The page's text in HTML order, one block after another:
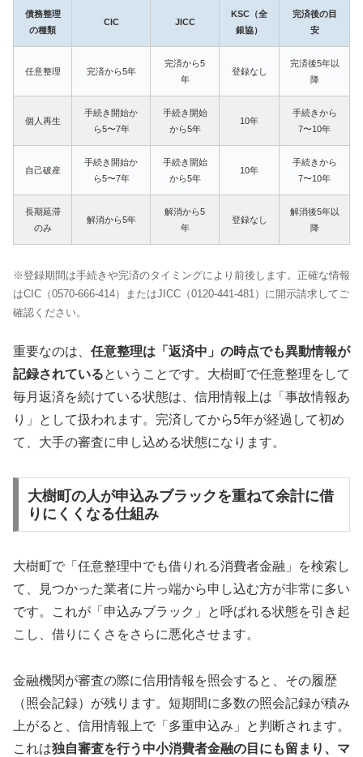
債務整理
の種類
CIC JICC
KSC（全
銀協）
完済後の目
安
任意整理 完済から5年
完済から5
年
登録なし
完済後5年以
降
個人再生
手続き開始か
ら5〜7年
手続き開始
から5年
10年
手続きから
7〜10年
自己破産
手続き開始か
ら5〜7年
手続き開始
から5年
10年
手続きから
7〜10年
長期延滞
のみ
解消から5年
解消から5
年
登録なし
解消後5年以
降
※登録期間は手続きや完済のタイミングにより前後します。正確な情報
はCIC（0570-666-414）またはJICC（0120-441-481）に開示請求してご
確認ください。
重要なのは、 任意整理は「返済中」の時点でも異動情報が
記録されているということです。大樹町で任意整理をして
毎月返済を続けている状態は、信用情報上は「事故情報あ
り」として扱われます。完済してから5年が経過して初め
て、大手の審査に申し込める状態になります。
大樹町の人が申込みブラックを重ねて余計に借
りにくくなる仕組み
大樹町で「任意整理中でも借りれる消費者金融」を検索し
て、見つかった業者に片っ端から申し込む方が非常に多い
です。これが「申込みブラック」と呼ばれる状態を引き起
こし、借りにくさをさらに悪化させます。
金融機関が審査の際に信用情報を照会すると、その履歴
（照会記録）が残ります。短期間に多数の照会記録が積み
上がると、信用情報上で「多重申込み」と判断されます。
これは独自審査を行う中小消費者金融の目にも留まり、マ